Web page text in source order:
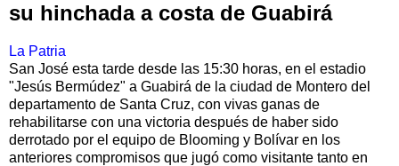
su hinchada a costa de Guabirá
La Patria
San José esta tarde desde las 15:30 horas, en el estadio
"Jesús Bermúdez" a Guabirá de la ciudad de Montero del
departamento de Santa Cruz, con vivas ganas de
rehabilitarse con una victoria después de haber sido
derrotado por el equipo de Blooming y Bolívar en los
anteriores compromisos que jugó como visitante tanto en